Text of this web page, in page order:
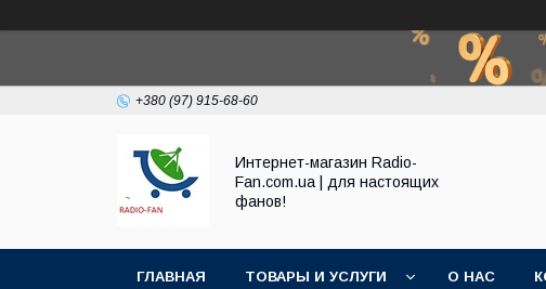
+380 (97) 915-68-60
Интернет-магазин Radio-
Fan.com.ua | для настоящих
фанов!
ГЛАВНАЯ ТОВАРЫ И УСЛУГИ О НАС